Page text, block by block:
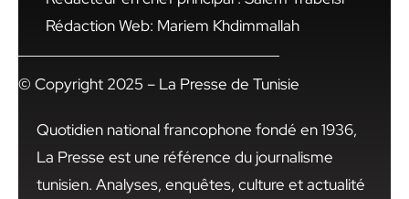
Rédaction Web: Mariem Khdimmallah
© Copyright 2025 – La Presse de Tunisie
Quotidien national francophone fondé en 1936,
La Presse est une référence du journalisme
tunisien. Analyses, enquêtes, culture et actualité